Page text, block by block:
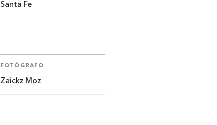
Santa Fe
FOTÓGRAFO
Zaickz Moz